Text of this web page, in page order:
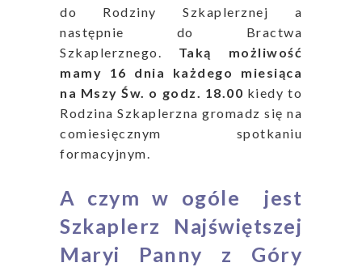
do Rodziny Szkaplerznej a
następnie do Bractwa
Szkaplerznego. Taką możliwość
mamy 16 dnia każdego miesiąca
na Mszy Św. o godz. 18.00 kiedy to
Rodzina Szkaplerzna gromadz się na
comiesięcznym spotkaniu
formacyjnym.
A czym w ogóle jest
Szkaplerz Najświętszej
Maryi Panny z Góry